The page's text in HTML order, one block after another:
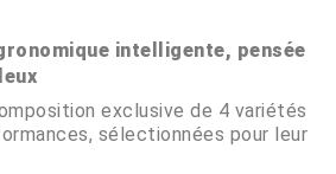
intelligente, pensée
exclusive de 4 variétés
sélectionnées pour leur